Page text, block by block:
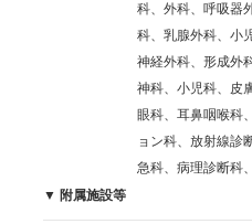
科、外科、呼吸器
科、乳腺外科、小
神経外科、形成外
神科、小児科、皮
眼科、耳鼻咽喉科
ョン科、放射線診
急科、病理診断科
▼ 附属施設等